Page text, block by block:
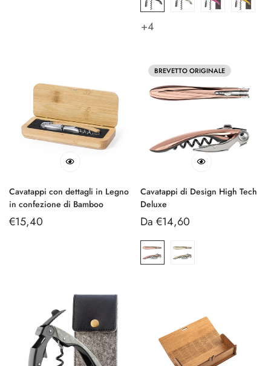
+4
Cavatappi con dettagli in Legno
in confezione di Bamboo
Prezzo
€15,40
BREVETTO ORIGINALE
Cavatappi di Design High Tech
Deluxe
Prezzo
regolare
Da €14,60